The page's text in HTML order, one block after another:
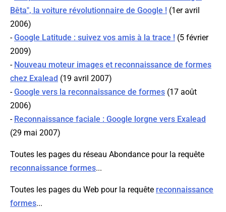
Bêta", la voiture révolutionnaire de Google ! (1er avril
2006)
-Google Latitude : suivez vos amis à la trace ! (5 février
2009)
- Nouveau moteur images et reconnaissance de formes
chez Exalead (19 avril 2007)
-Google vers la reconnaissance de formes (17 août
2006)
- Reconnaissance faciale : Google lorgne vers Exalead
(29 mai 2007)
Toutes les pages du réseau Abondance pour la requête
reconnaissance formes...
Toutes les pages du Web pour la requête reconnaissance
formes...